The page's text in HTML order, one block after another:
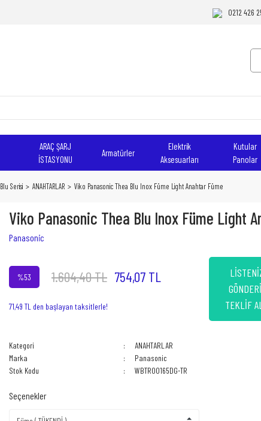
0212 426
ARAÇ ŞARJ
İSTASYONU
Armatürler
Elektrik
Aksesuarları
Kutular
Panolar
Serisi ANAHTARLAR Viko Panasonic Thea Blu Inox Füme Light Anahtar Füme
Viko Panasonic Thea Blu Inox Füme Light
Panasonic
%53 1.604,40 TL 754,07 TL
71,49 TL den başlayan taksitlerle!
TEKLİF
Kategori
ANAHTARLAR
Marka
Panasonic
Stok Kodu
WBTR00165DG-TR
Seçenekler